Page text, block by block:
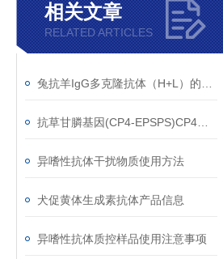
相关文章
RELATED ARTICLES
异嗜性抗体干扰物质使用方法
犬促黄体生成素抗体产品信息
异嗜性抗体质控样品使用注意事项